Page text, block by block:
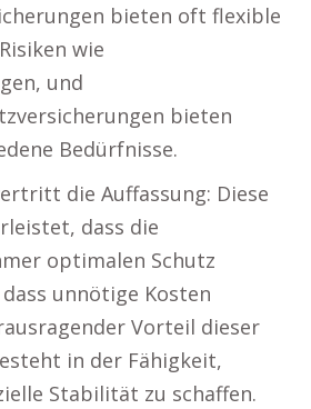
bieten oft flexible
wie
und
bieten
Bedürfnisse.
die Auffassung: Diese
dass die
optimalen Schutz
unnötige Kosten
Vorteil dieser
in der Fähigkeit,
Stabilität zu schaffen.